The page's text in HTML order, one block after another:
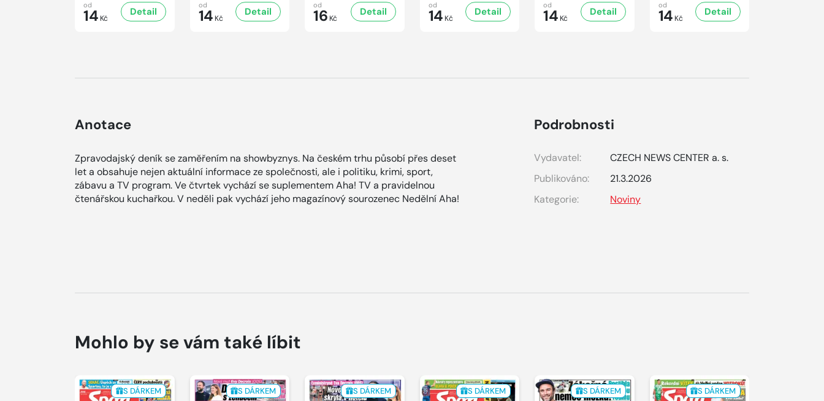
od
14 Kč
Detail
od
14 Kč
Detail
od
16 Kč
Detail
od
14 Kč
Detail
od
14 Kč
Detail
od
14 Kč
Detail
Anotace
Zpravodajský deník se zaměřením na showbyznys. Na českém trhu působí přes deset
let a obsahuje nejen aktuální informace ze společnosti, ale i politiku, krimi, sport,
zábavu a TV program. Ve čtvrtek vychází se suplementem Aha! TV a pravidelnou
čtenářskou kuchařkou. V neděli pak vychází jeho magazínový sourozenec Nedělní Aha!
Podrobnosti
Vydavatel:
CZECH NEWS CENTER a. s.
Publikováno:
21.3.2026
Kategorie:
Noviny
Mohlo by se vám také líbit
S DÁRKEM S DÁRKEM S DÁRKEM S DÁRKEM S DÁRKEM S DÁRKEM